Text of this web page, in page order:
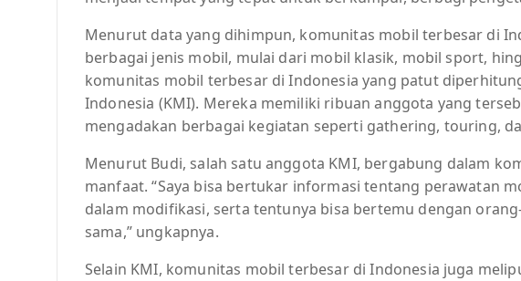
Menurut data yang dihimpun, komunitas mobil terbesar di
berbagai jenis mobil, mulai dari mobil klasik, mobil sport,
komunitas mobil terbesar di Indonesia yang patut
Indonesia (KMI). Mereka memiliki ribuan anggota yang
mengadakan berbagai kegiatan seperti gathering, touring,
Menurut Budi, salah satu anggota KMI, bergabung dalam
manfaat. “Saya bisa bertukar informasi tentang perawatan
dalam modifikasi, serta tentunya bisa bertemu dengan
sama,” ungkapnya.
Selain KMI, komunitas mobil terbesar di Indonesia juga